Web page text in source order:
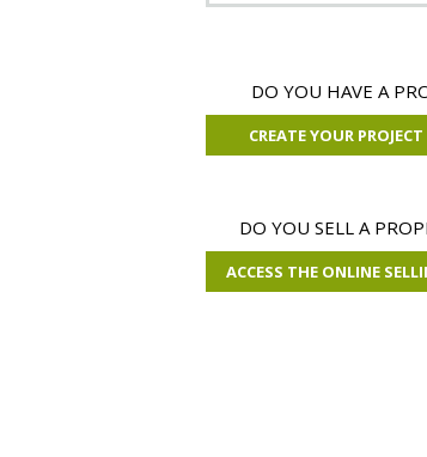
DO YOU HAVE A
CREATE YOUR PROJECT
DO YOU SELL A
ACCESS THE ONLINE